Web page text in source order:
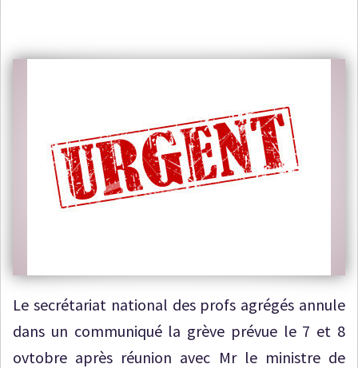
Le secrétariat national des profs agrégés annule
dans un communiqué la grève prévue le 7 et 8
ovtobre après réunion avec Mr le ministre de